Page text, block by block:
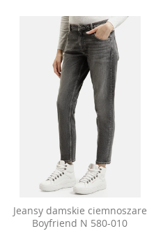
Jeansy damskie ciemnoszare
Boyfriend N 580-010